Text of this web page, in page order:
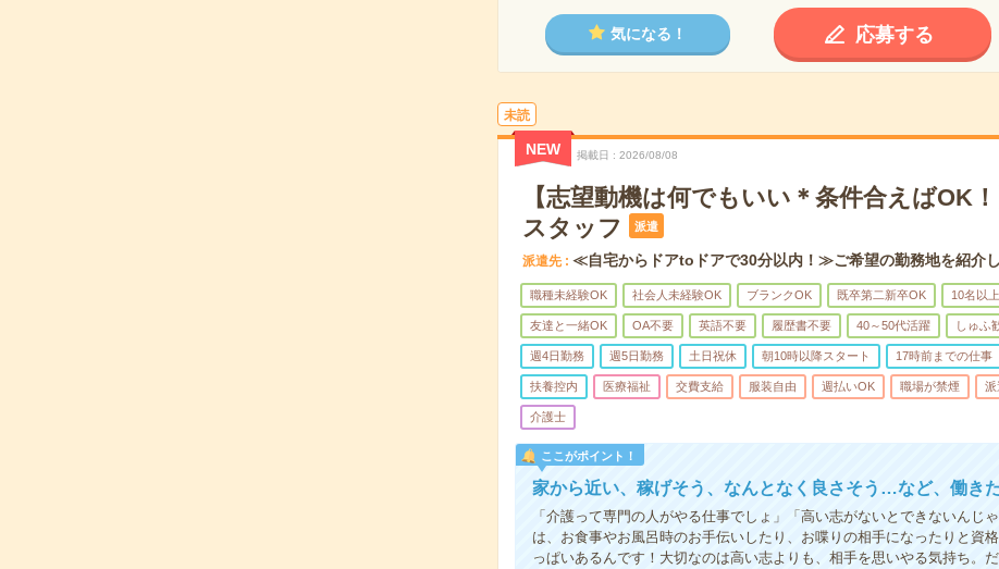
気になる！ 応募する
未読
NEW 掲載日 2026/08/08
【志望動機は何でもいい＊条件合えばOK
スタッフ
派遣
派遣先 ≪自宅からドアtoドアで30分以内！≫ご希望の勤務地を紹介し
職種未経験OK 社会人未経験OK ブランクOK 既卒第二新卒OK 10名以
友達と一緒OK OA不要 英語不要 履歴書不要 40～50代活躍 しゅふ
週4日勤務 週5日勤務 土日祝休 朝10時以降スタート 17時前までの仕事
扶養控内 医療福祉 交費支給 服装自由 週払いOK 職場が禁煙 派
介護士
ここがポイント！
家から近い、稼げそう、なんとなく良さそう…など、働き
「介護って専門の人がやる仕事でしょ」「高い志がないとできないんじ
は、お食事やお風呂時のお手伝いしたり、お喋りの相手になったりと資
っぱいあるんです！大切なのは高い志よりも、相手を思いやる気持ち。